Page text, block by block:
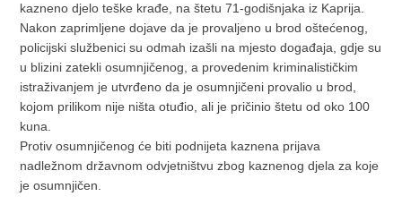
kazneno djelo teške krađe, na štetu 71-godišnjaka iz Kaprija.
Nakon zaprimljene dojave da je provaljeno u brod oštećenog,
policijski službenici su odmah izašli na mjesto događaja, gdje su
u blizini zatekli osumnjičenog, a provedenim kriminalističkim
istraživanjem je utvrđeno da je osumnjičeni provalio u brod,
kojom prilikom nije ništa otuđio, ali je pričinio štetu od oko 100
kuna.
Protiv osumnjičenog će biti podnijeta kaznena prijava
nadležnom državnom odvjetništvu zbog kaznenog djela za koje
je osumnjičen.